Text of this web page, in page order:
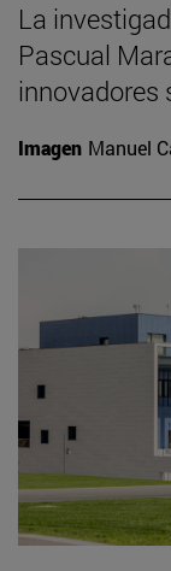
La
Pascual
innovadores
Imagen Manuel